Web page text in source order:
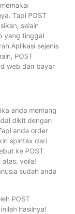
Tapi POST
selain
yang tinggal
sejenis
POST
web dan bayar
anda memang
dikit dengan
anda order
spintax dari
ke POST
atas. voila!
sudah anda
POST
hasilnya!